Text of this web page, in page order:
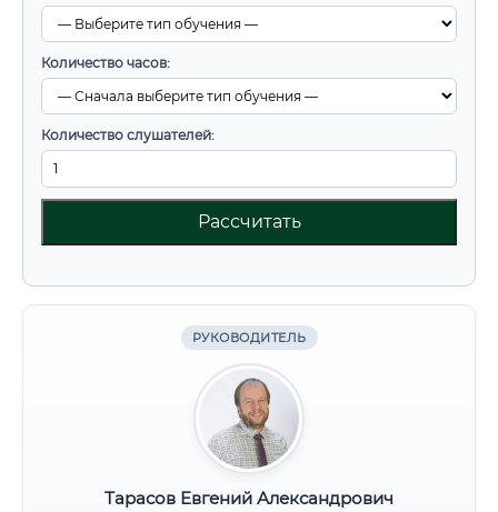
Количество часов:
Количество слушателей:
Рассчитать
РУКОВОДИТЕЛЬ
Тарасов Евгений Александрович